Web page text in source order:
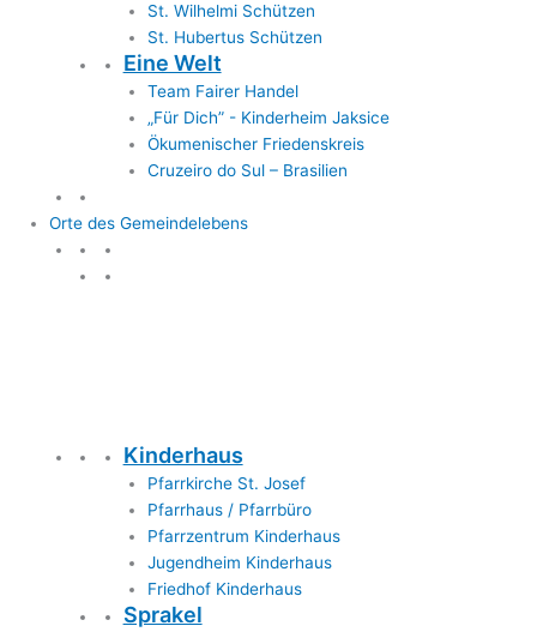
St. Wilhelmi Schützen
St. Hubertus Schützen
Eine Welt
Team Fairer Handel
„Für Dich” - Kinderheim Jaksice
Ökumenischer Friedenskreis
Cruzeiro do Sul – Brasilien
Orte des Gemeindelebens
Kinderhaus
Pfarrkirche St. Josef
Pfarrhaus / Pfarrbüro
Pfarrzentrum Kinderhaus
Jugendheim Kinderhaus
Friedhof Kinderhaus
Sprakel